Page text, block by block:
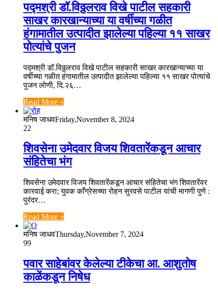
पद्मश्री डॉ.विठ्ठलराव विखे पाटील सहकारी
साखर कारखान्‍याच्‍या या वर्षीच्‍या गळीत
हंगामातील उत्‍पादीत झालेल्‍या पहिल्‍या ११ साखर
पोत्‍यांचे पुजन
पद्मश्री डॉ.विठ्ठलराव विखे पाटील सहकारी साखर कारखान्‍याच्‍या या
वर्षीच्‍या गळीत हंगामातील उत्‍पादीत झालेल्‍या पहिल्‍या ११ साखर पोत्‍यांचे
पुजन लोणी, दि.२६…
Read More »
मनिष जाधवFriday,November 8, 2024
22
शिवसेना उमेदवार विजय शिवतारेंकडून आचार
संहितेचा भंग
शिवसेना उमेदवार विजय शिवतारेंकडून आचार संहितेचा भंग शिवतारेंवर
कारवाई करा; युवक काँग्रेसच्या रोहन सुरवसे पाटील यांची मागणी पुणे :
पुरंदर…
Read More »
मनिष जाधवThursday,November 7, 2024
99
पवार साहेबांवर केलेल्या टीकेचा आ. आशुतोष
काळेंकडून निषेध